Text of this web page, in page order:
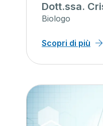
Dott.ssa.
Biologo
Scopri di più